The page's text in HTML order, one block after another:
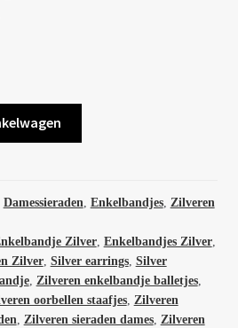
Damessieraden, Enkelbandjes, Zilveren
Zilver, Enkelbandjes Zilver,
Zilver, Silver earrings, Silver
, Zilveren enkelbandje balletjes,
oorbellen staafjes, Zilveren
, Zilveren sieraden dames, Zilveren